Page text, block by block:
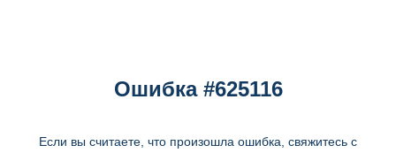
Ошибка #625116
Если вы считаете, что произошла ошибка, свяжитесь с